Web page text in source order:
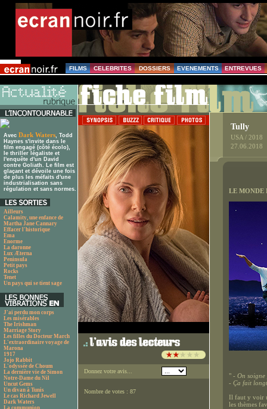
FILMS CELEBRITES DOSSIERS EVENEMENTS ENTREVUES
Avec Dark Waters, Todd
Haynes s'invite dans le
film engagé (côté écolo),
le thriller légaliste et
l'enquête d'un David
contre Goliath. Le film est
glaçant et dévoile une fois
de plus les méfaits d'une
industrialisation sans
régulation et sans normes.
Ailleurs
Calamity, une enfance de
Martha Jane Cannary
Effacer l'historique
Ema
Enorme
La daronne
Lux Æterna
Peninsula
Petit pays
Rocks
Tenet
Un pays qui se tient sage
J'ai perdu mon corps
Les misérables
The Irishman
Marriage Story
Les filles du Docteur March
L'extraordinaire voyage de
Marona
1917
Jojo Rabbit
L'odyssée de Choum
La dernière vie de Simon
Notre-Dame du Nil
Uncut Gems
Un divan à Tunis
Le cas Richard Jewell
Dark Waters
La communion
Donnez votre avis...
Nombre de votes : 87
Tully
USA / 2018
27.06.2018
LE MONDE
" - On soigne
- Ça fait
Il faut y voir
les thèmes